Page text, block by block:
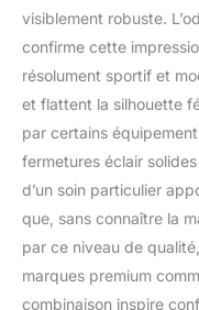
visiblement robuste.
confirme cette
résolument sportif et
et flattent la silhouette
par certains
fermetures éclair
d’un soin particulier
que, sans connaître la
par ce niveau de
marques premium
combinaison inspire